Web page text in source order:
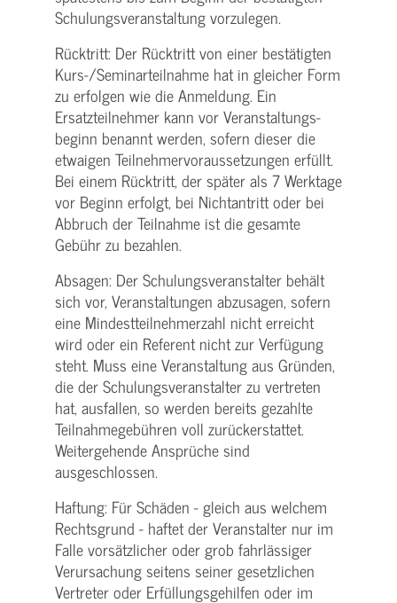
Schulungs­veranstaltung vorzulegen.
Rücktritt: Der Rücktritt von einer bestätigten
Kurs-/­Seminarteilnahme hat in gleicher Form
zu erfolgen wie die Anmeldung. Ein
Ersatzteilnehmer kann vor Veranstaltungs­
beginn benannt werden, sofern dieser die
etwaigen Teilnehmer­voraussetzungen erfüllt.
Bei einem Rücktritt, der später als 7 Werktage
vor Beginn erfolgt, bei Nichtantritt oder bei
Abbruch der Teilnahme ist die gesamte
Gebühr zu bezahlen.
Absagen: Der Schulungs­veranstalter behält
sich vor, Veranstaltungen abzusagen, sofern
eine Mindest­teilnehmerzahl nicht erreicht
wird oder ein Referent nicht zur Verfügung
steht. Muss eine Veranstaltung aus Gründen,
die der Schulungs­veranstalter zu vertreten
hat, ausfallen, so werden bereits gezahlte
Teilnahme­gebühren voll zurückerstattet.
Weitergehende Ansprüche sind
ausgeschlossen.
Haftung: Für Schäden - gleich aus welchem
Rechtsgrund - haftet der Veranstalter nur im
Falle vorsätzlicher oder grob fahrlässiger
Verursachung seitens seiner gesetzlichen
Vertreter oder Erfüllungsgehilfen oder im